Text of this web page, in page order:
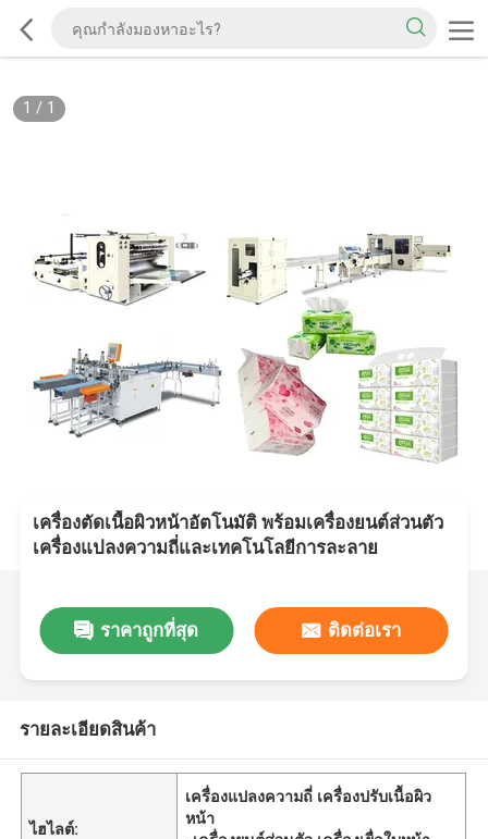
1 / 1
เครื่องตัดเนื้อผิวหน้าอัตโนมัติ พร้อมเครื่องยนต์ส่วนตัว
เครื่องแปลงความถี่และเทคโนโลยีการละลาย
ราคาถูกที่สุด ติดต่อเรา
รายละเอียดสินค้า
ไฮไลต์:
เครื่องแปลงความถี่ เครื่องปรับเนื้อผิว
หน้า